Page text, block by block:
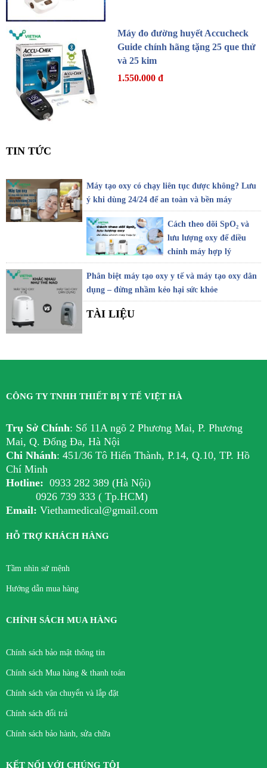
Máy đo đường huyết Accucheck
Guide chính hãng tặng 25 que thử
và 25 kim
1.550.000 đ
TIN TỨC
Máy tạo oxy có chạy liên tục được không? Lưu
ý khi dùng 24/24 để an toàn và bền máy
Cách theo dõi SpO₂ và
lưu lượng oxy để điều
chỉnh máy hợp lý
Phân biệt máy tạo oxy y tế và máy tạo oxy dân
dụng – đừng nhầm kẻo hại sức khỏe
TÀI LIỆU
CÔNG TY TNHH THIẾT BỊ Y TẾ VIỆT HÀ
Trụ Sở Chính: Số 11A ngõ 2 Phương Mai, P. Phương
Mai, Q. Đống Đa, Hà Nội
Chi Nhánh: 451/36 Tô Hiến Thành, P.14, Q.10, TP. Hồ
Chí Minh
Hotline: 0933 282 389 (Hà Nội)
0926 739 333 ( Tp.HCM)
Email: Viethamedical@gmail.com
HỖ TRỢ KHÁCH HÀNG
Tầm nhìn sứ mệnh
Hướng dẫn mua hàng
CHÍNH SÁCH MUA HÀNG
Chính sách bảo mật thông tin
Chính sách Mua hàng & thanh toán
Chính sách vận chuyển và lắp đặt
Chính sách đổi trả
Chính sách bảo hành, sửa chữa
KẾT NỐI VỚI CHÚNG TÔI